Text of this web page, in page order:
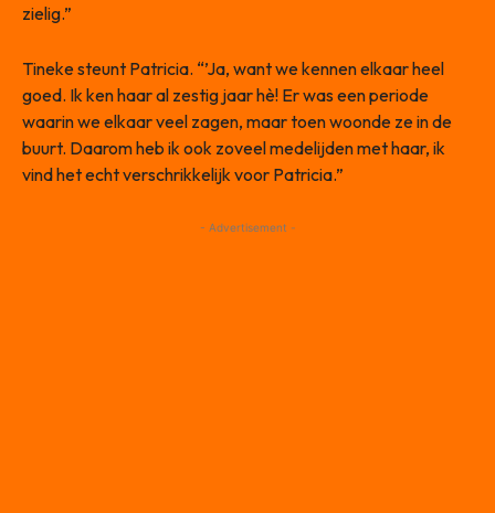
zielig.”
Tineke steunt Patricia. “’Ja, want we kennen elkaar heel
goed. Ik ken haar al zestig jaar hè! Er was een periode
waarin we elkaar veel zagen, maar toen woonde ze in de
buurt. Daarom heb ik ook zoveel medelijden met haar, ik
vind het echt verschrikkelijk voor Patricia.”
- Advertisement -